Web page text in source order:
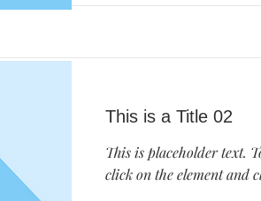
This is a Title 02
This is placeholder text.
click on the element and